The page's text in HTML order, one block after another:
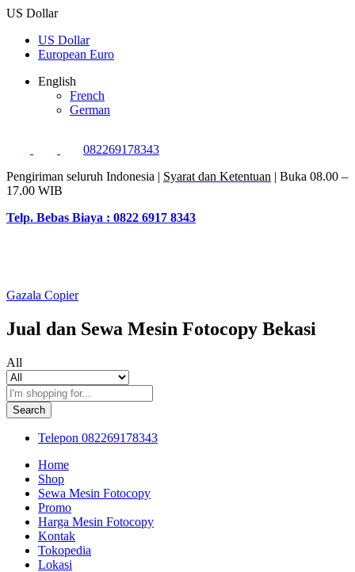
US Dollar
US Dollar
European Euro
English
French
German
082269178343
Pengiriman seluruh Indonesia | Syarat dan Ketentuan | Buka 08.00 –
17.00 WIB
Telp. Bebas Biaya : 0822 6917 8343
Gazala Copier
Jual dan Sewa Mesin Fotocopy Bekasi
All
Search
Telepon 082269178343
Home
Shop
Sewa Mesin Fotocopy
Promo
Harga Mesin Fotocopy
Kontak
Tokopedia
Lokasi